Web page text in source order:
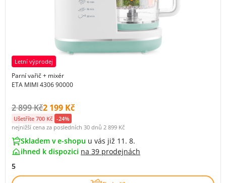
Letní výprodej
Parní vařič + mixér
ETA MIMI 4306 90000
Původní cena s DPH:
2 899 KčCena s DPH:
2 199 Kč
Ušetříte 700 Kč -24%
nejnižší cena za posledních 30 dnů 2 899 Kč
Skladem v e-shopu u vás již 11. 8.
ihned k dispozici na 39 prodejnách
5